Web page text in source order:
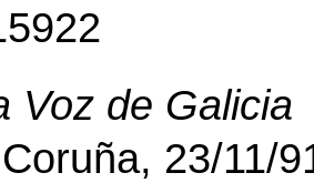
Voz de Galicia
23/11/